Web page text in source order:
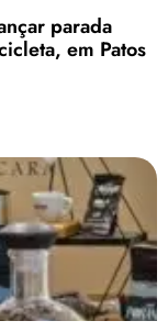
parada
em Patos